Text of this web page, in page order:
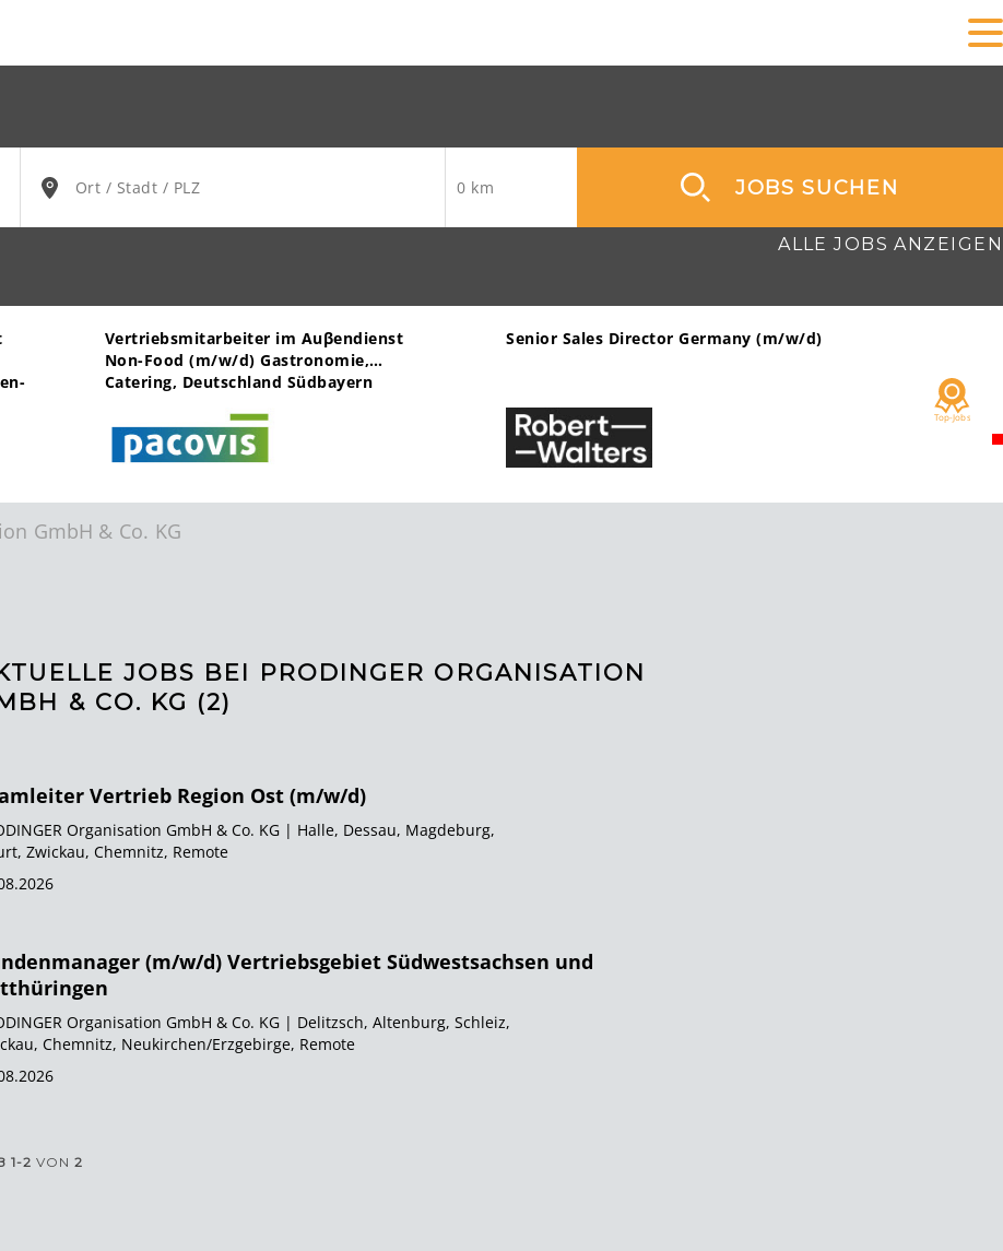
JOBS SUCHEN
ALLE JOBS ANZEIGEN
Vertriebsmitarbeiter im Auβendienst
Non-Food (m/w/d) Gastronomie,
Catering, Deutschland Südbayern
Senior Sales Director Germany (m/w/d)
GmbH & Co. KG
JOBS BEI PRODINGER ORGANISATION
& CO. KG (2)
Vertrieb Region Ost (m/w/d)
Organisation GmbH & Co. KG | Halle, Dessau, Magdeburg,
Zwickau, Chemnitz, Remote
(m/w/d) Vertriebsgebiet Südwestsachsen und
Organisation GmbH & Co. KG | Delitzsch, Altenburg, Schleiz,
Chemnitz, Neukirchen/Erzgebirge, Remote
1-2 VON 2